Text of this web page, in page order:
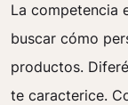
La competencia
buscar cómo
productos.
te caracterice.